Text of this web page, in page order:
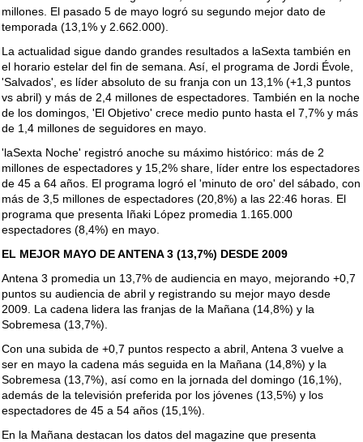
millones. El pasado 5 de mayo logró su segundo mejor dato de
temporada (13,1% y 2.662.000).
La actualidad sigue dando grandes resultados a laSexta también en
el horario estelar del fin de semana. Así, el programa de Jordi Évole,
'Salvados', es líder absoluto de su franja con un 13,1% (+1,3 puntos
vs abril) y más de 2,4 millones de espectadores. También en la noche
de los domingos, 'El Objetivo' crece medio punto hasta el 7,7% y más
de 1,4 millones de seguidores en mayo.
'laSexta Noche' registró anoche su máximo histórico: más de 2
millones de espectadores y 15,2% share, líder entre los espectadores
de 45 a 64 años. El programa logró el 'minuto de oro' del sábado, con
más de 3,5 millones de espectadores (20,8%) a las 22:46 horas. El
programa que presenta Iñaki López promedia 1.165.000
espectadores (8,4%) en mayo.
EL MEJOR MAYO DE ANTENA 3 (13,7%) DESDE 2009
Antena 3 promedia un 13,7% de audiencia en mayo, mejorando +0,7
puntos su audiencia de abril y registrando su mejor mayo desde
2009. La cadena lidera las franjas de la Mañana (14,8%) y la
Sobremesa (13,7%).
Con una subida de +0,7 puntos respecto a abril, Antena 3 vuelve a
ser en mayo la cadena más seguida en la Mañana (14,8%) y la
Sobremesa (13,7%), así como en la jornada del domingo (16,1%),
además de la televisión preferida por los jóvenes (13,5%) y los
espectadores de 45 a 54 años (15,1%).
En la Mañana destacan los datos del magazine que presenta